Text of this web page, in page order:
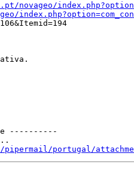
novageo/
----------
portugal/